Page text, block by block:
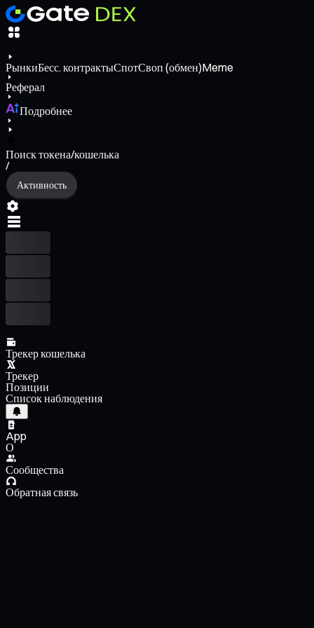
РынкиБесс. контрактыСпотСвоп (обмен)Meme
Реферал
Подробнее
Поиск токена/кошелька
/
Активность
Трекер кошелька
Трекер
Позиции
Список наблюдения
App
О
Сообщества
Обратная связь